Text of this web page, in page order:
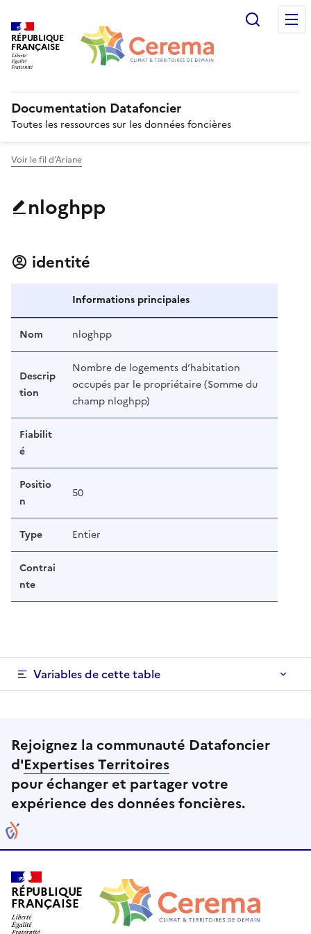
RÉPUBLIQUE
FRANÇAISE
Documentation Datafoncier
Toutes les ressources sur les données foncières
Voir le fil d’Ariane
nloghpp
identité
Informations principales
Nom nloghpp
Descrip
tion
Nombre de logements d‘habitation
occupés par le propriétaire (Somme du
champ nloghpp)
Fiabilit
é
Positio
n
50
Type Entier
Contrai
nte
Variables de cette table
Rejoignez la communauté Datafoncier
d'Expertises Territoires
pour échanger et partager votre
expérience des données foncières.
RÉPUBLIQUE
FRANÇAISE